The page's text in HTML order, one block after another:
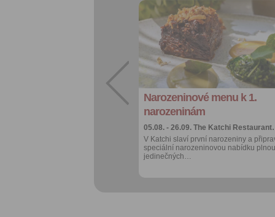
Narozeninové menu k 1.
narozeninám
05.08. - 26.09. The Katchi
V Katchi slaví první narozeniny a
speciální narozeninovou nabídku plnou
jedinečných…
Přidat do
oblíbených
Sdílet:
Facebook
export do
kalendáře
Více výhod pro
přihlášené